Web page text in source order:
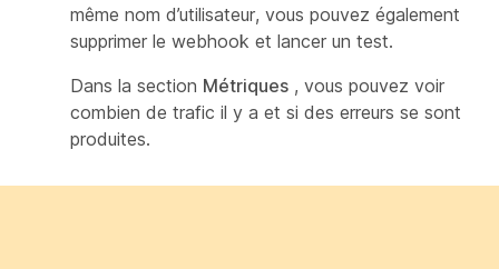
même nom d’utilisateur, vous pouvez également
supprimer le webhook et lancer un test.
Dans la section Métriques , vous pouvez voir
combien de trafic il y a et si des erreurs se sont
produites.